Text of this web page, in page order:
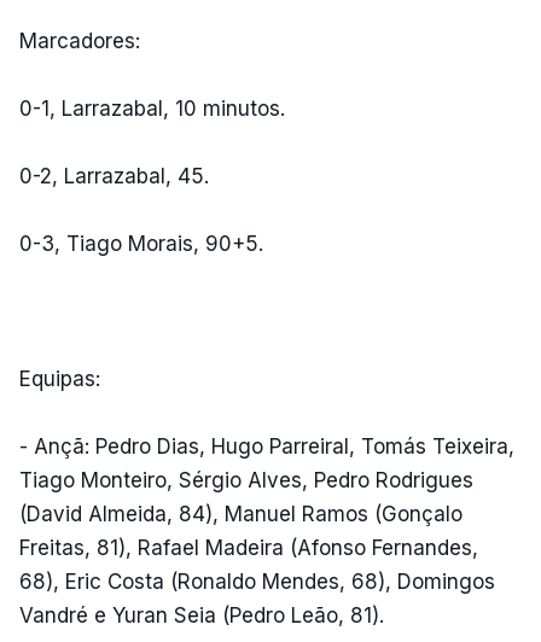
Marcadores:
0-1, Larrazabal, 10 minutos.
0-2, Larrazabal, 45.
0-3, Tiago Morais, 90+5.
Equipas:
- Ançã: Pedro Dias, Hugo Parreiral, Tomás Teixeira,
Tiago Monteiro, Sérgio Alves, Pedro Rodrigues
(David Almeida, 84), Manuel Ramos (Gonçalo
Freitas, 81), Rafael Madeira (Afonso Fernandes,
68), Eric Costa (Ronaldo Mendes, 68), Domingos
Vandré e Yuran Seia (Pedro Leão, 81).